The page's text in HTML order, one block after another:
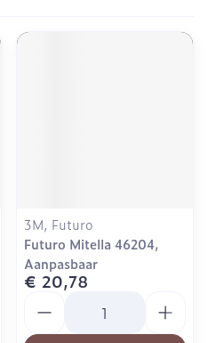
3M, Futuro
Futuro Mitella 46204,
Aanpasbaar
€ 20,78